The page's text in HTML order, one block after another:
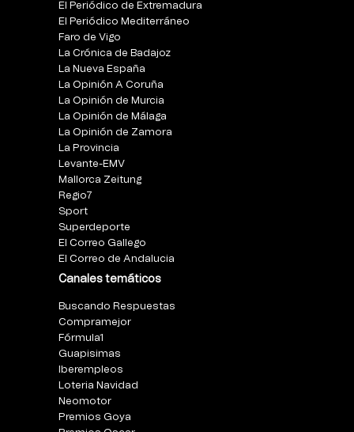
El Periódico de Extremadura
El Periódico Mediterráneo
Faro de Vigo
La Crónica de Badajoz
La Nueva España
La Opinión A Coruña
La Opinión de Murcia
La Opinión de Málaga
La Opinión de Zamora
La Provincia
Levante-EMV
Mallorca Zeitung
Regio7
Sport
Superdeporte
El Correo Gallego
El Correo de Andalucia
Canales temáticos
Buscando Respuestas
Compramejor
Fórmula1
Guapisimas
Iberempleos
Loteria Navidad
Neomotor
Premios Goya